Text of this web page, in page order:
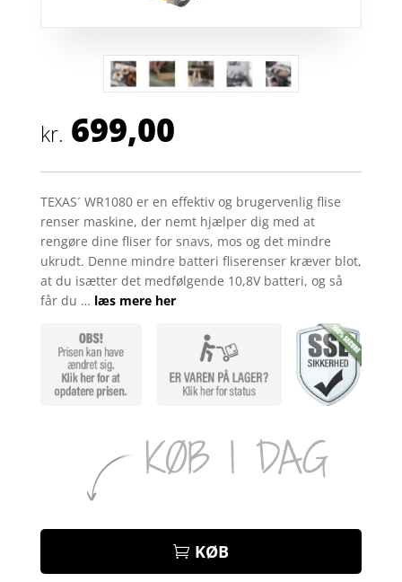
kr. 699,00
TEXAS´ WR1080 er en effektiv og brugervenlig flise
renser maskine, der nemt hjælper dig med at
rengøre dine fliser for snavs, mos og det mindre
ukrudt. Denne mindre batteri fliserenser kræver blot,
at du isætter det medfølgende 10,8V batteri, og så
får du … læs mere her
KØB